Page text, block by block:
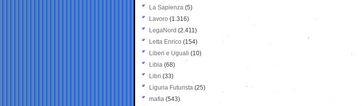
La Sapienza (5)
Lavoro (1.316)
LegaNord (2.411)
Letta Enrico (154)
Liberi e Uguali (10)
Libia (68)
Libri (33)
Liguria Futurista (25)
mafia (543)